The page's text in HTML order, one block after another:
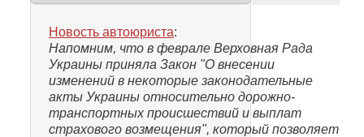
Новость автоюриста:
Напомним, что в феврале Верховная Рада
Украины приняла Закон "О внесении
изменений в некоторые законодательные
акты Украины относительно дорожно-
транспортных происшествий и выплат
страхового возмещения", который позволяет